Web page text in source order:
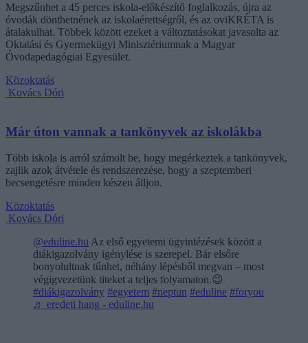
Megszűnhet a 45 perces iskola-előkészítő foglalkozás, újra az
óvodák dönthetnének az iskolaérettségről, és az oviKRÉTA is
átalakulhat. Többek között ezeket a változtatásokat javasolta az
Oktatási és Gyermekügyi Minisztériumnak a Magyar
Óvodapedagógiai Egyesület.
Közoktatás
Kovács Dóri
Már úton vannak a tankönyvek az iskolákba
Több iskola is arról számolt be, hogy megérkeztek a tankönyvek,
zajlik azok átvétele és rendszerezése, hogy a szeptemberi
becsengetésre minden készen álljon.
Közoktatás
Kovács Dóri
@eduline.hu Az első egyetemi ügyintézések között a
diákigazolvány igénylése is szerepel. Bár elsőre
bonyolultnak tűnhet, néhány lépésből megvan – most
végigvezetünk titeket a teljes folyamaton.😉
#diákigazolvány #egyetem #neptun #eduline #foryou
♬ eredeti hang - eduline.hu